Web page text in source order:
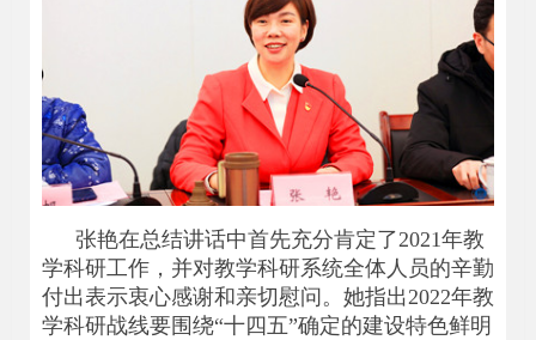
张艳在总结讲话中首先充分肯定了2021年教
学科研工作，并对教学科研系统全体人员的辛勤
付出表示衷心感谢和亲切慰问。她指出2022年教
学科研战线要围绕“十四五”确定的建设特色鲜明